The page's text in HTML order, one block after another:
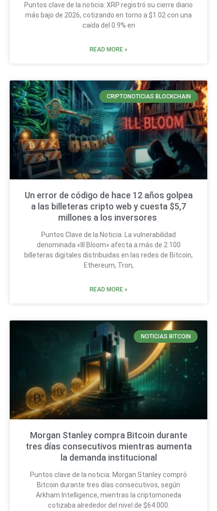
Puntos clave de la noticia: XRP registró su cierre diario
más bajo de 2026, cotizando en torno a $1.02 con una
caída del 0.9% en
READ MORE »
CRIPTONOTICIAS BLOCKCHAIN
Un error de código de hace 12 años golpea
a las billeteras cripto web y cuesta $5,7
millones a los inversores
Puntos Clave de la Noticia: La vulnerabilidad
denominada «Ill Bloom» afecta a más de 2.100
billeteras digitales distribuidas en las redes de Bitcoin,
Ethereum, Tron,
READ MORE »
NOTICIAS BITCOIN
Morgan Stanley compra Bitcoin durante
tres días consecutivos mientras aumenta
la demanda institucional
Puntos clave de la noticia: Morgan Stanley compró
Bitcoin durante tres días consecutivos, según
Arkham Intelligence, mientras la criptomoneda
cotizaba alrededor del nivel de $64.000.